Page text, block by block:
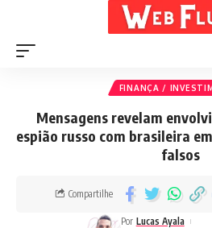
FINANÇA /
Mensagens revelam
espião russo com brasileira
falsos
Por Lucas Ayala
Compartilhe